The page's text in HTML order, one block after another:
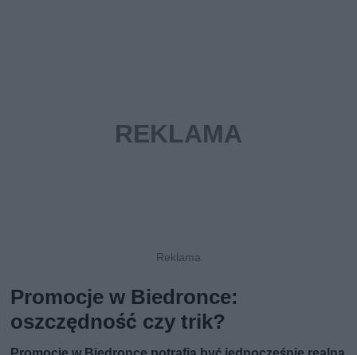
Promocje w Biedronce:
oszczędność czy trik?